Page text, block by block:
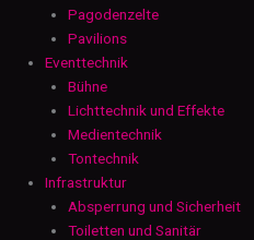
Pagodenzelte
Pavilions
Eventtechnik
Bühne
Lichttechnik und Effekte
Medientechnik
Tontechnik
Infrastruktur
Absperrung und Sicherheit
Toiletten und Sanitär